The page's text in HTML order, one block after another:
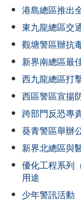
港島總區推出
東九龍總區交
觀塘警區辦抗
新界南總區最
西九龍總區打
西區警區宣揚
跨部門反恐專
葵青警區舉辦
新界北總區與
優化工程系列
用途
少年警訊活動